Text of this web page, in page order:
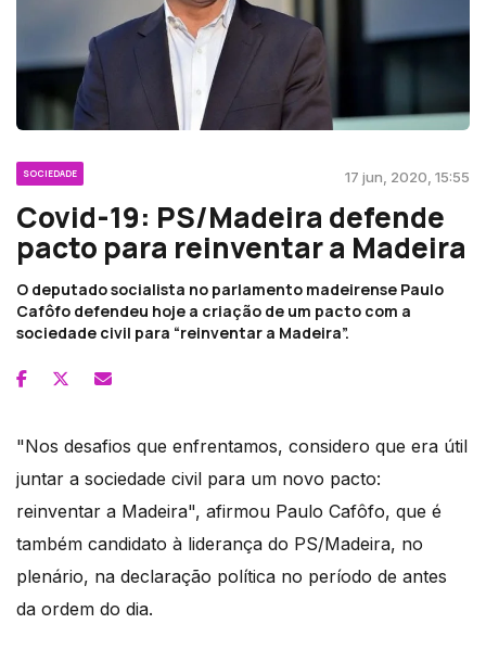
SOCIEDADE 17 jun, 2020, 15:55
Covid-19: PS/Madeira defende
pacto para reinventar a Madeira
O deputado socialista no parlamento madeirense Paulo
Cafôfo defendeu hoje a criação de um pacto com a
sociedade civil para “reinventar a Madeira”.
"Nos desafios que enfrentamos, considero que era útil
juntar a sociedade civil para um novo pacto:
reinventar a Madeira", afirmou Paulo Cafôfo, que é
também candidato à liderança do PS/Madeira, no
plenário, na declaração política no período de antes
da ordem do dia.